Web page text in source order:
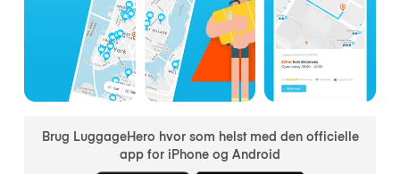
Brug LuggageHero hvor som helst med den officielle
app for iPhone og Android